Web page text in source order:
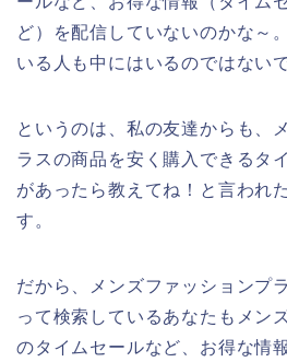
ど）を配信していないのかな～
いる人も中にはいるのではない
というのは、私の友達からも、
ラスの商品を安く購入できるタ
があったら教えてね！と言われ
す。
だから、メンズファッションプ
って検索しているあなたもメン
のタイムセールなど、お得な情